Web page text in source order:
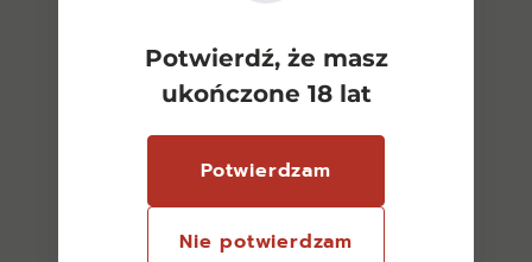
Potwierdź, że masz
ukończone 18 lat
Potwierdzam
Nie potwierdzam
Oak 0,70l